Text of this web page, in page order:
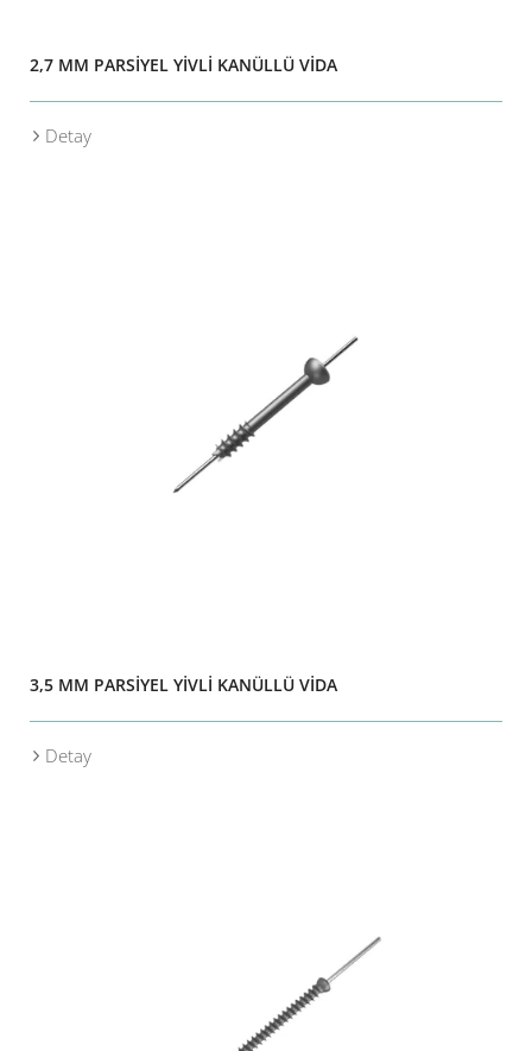
2,7 MM PARSİYEL YİVLİ KANÜLLÜ VİDA
Detay
3,5 MM PARSİYEL YİVLİ KANÜLLÜ VİDA
Detay